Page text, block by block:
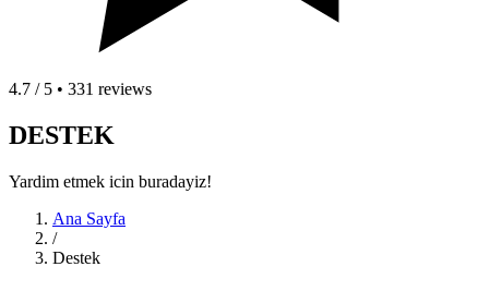
4.7 / 5 • 331 reviews
DESTEK
Yardim etmek icin buradayiz!
Ana Sayfa
/
Destek